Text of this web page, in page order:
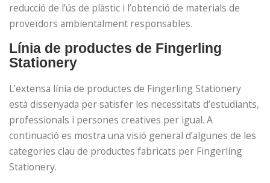
reducció de l’ús de plàstic i l’obtenció de materials de
proveïdors ambientalment responsables.
Línia de productes de Fingerling
Stationery
L’extensa línia de productes de Fingerling Stationery
està dissenyada per satisfer les necessitats d’estudiants,
professionals i persones creatives per igual. A
continuació es mostra una visió general d’algunes de les
categories clau de productes fabricats per Fingerling
Stationery.